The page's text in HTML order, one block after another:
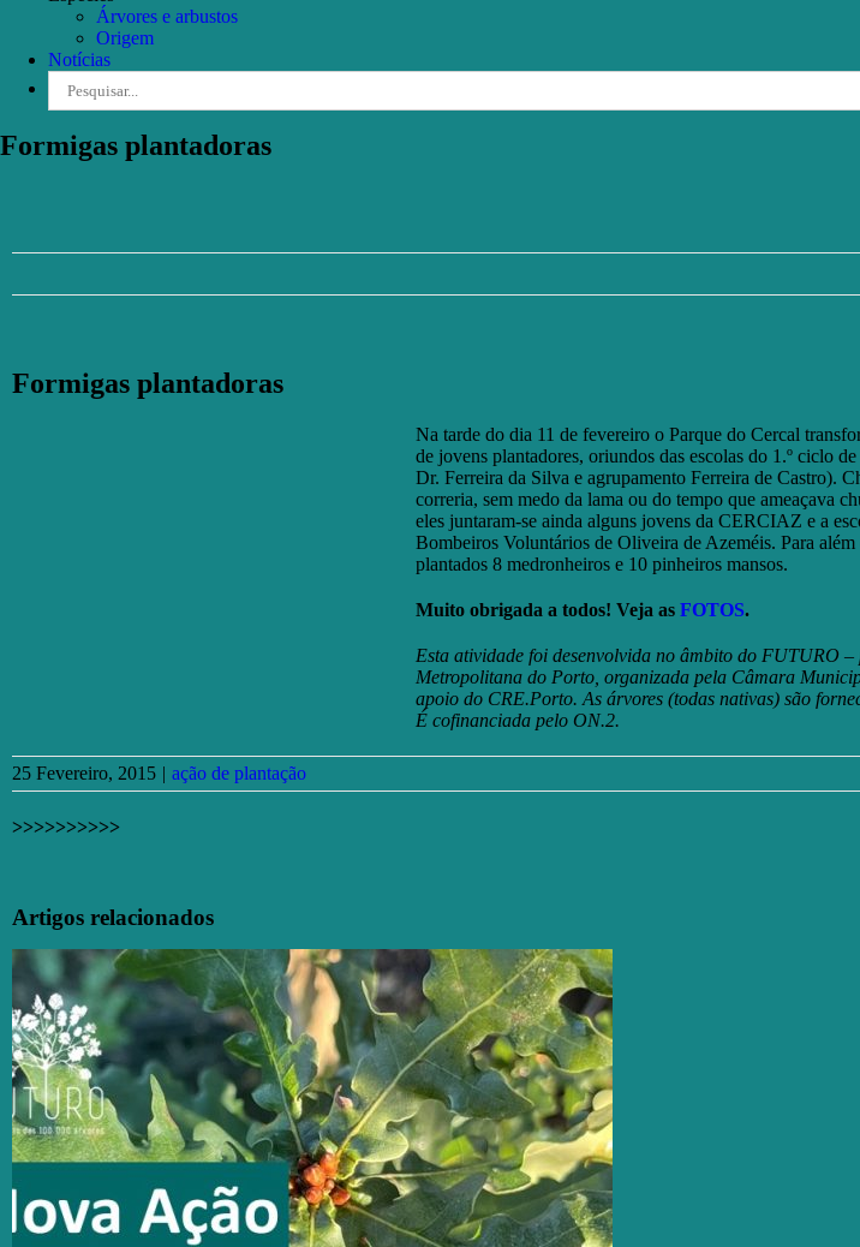
Árvores e arbustos
Origem
Notícias
Formigas plantadoras
Formigas plantadoras
Na tarde do dia 11 de fevereiro o Parque do Cercal
de jovens plantadores, oriundos das escolas do 1.º ciclo
Dr. Ferreira da Silva e agrupamento Ferreira de Castro).
correria, sem medo da lama ou do tempo que ameaçava
eles juntaram-se ainda alguns jovens da CERCIAZ e a
Bombeiros Voluntários de Oliveira de Azeméis. Para
plantados 8 medronheiros e 10 pinheiros mansos.
Muito obrigada a todos! Veja as FOTOS.
Esta atividade foi desenvolvida no âmbito do FUTURO
Metropolitana do Porto, organizada pela Câmara
apoio do CRE.Porto. As árvores (todas nativas) são
É cofinanciada pelo ON.2.
25 Fevereiro, 2015 | ação de plantação
>>>>>>>>>>
mas
Artigos relacionados